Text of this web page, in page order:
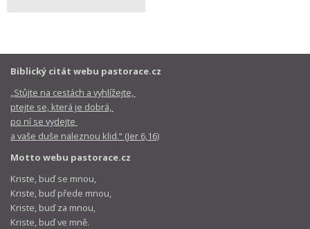
Biblický citát webu pastorace.cz
„Stůjte na cestách a vyhlížejte,
ptejte se, která je dobrá,
po ní se vydejte
a vaše duše naleznou klid.“ (Jer 6,16)
Motto webu pastorace.cz
Kriste, buď se mnou,
Kriste, buď přede mnou,
Kriste, buď za mnou,
Kriste, buď ve mně.